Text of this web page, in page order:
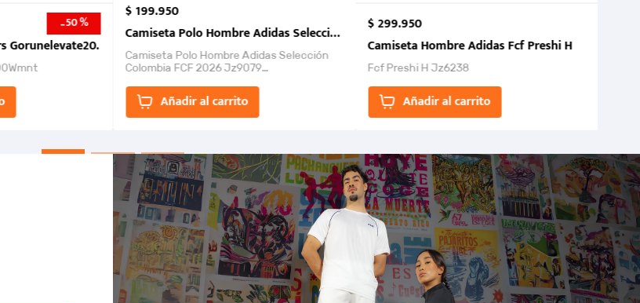
-50 %
Gorunelevate20.
$199.950
Camiseta Polo Hombre Adidas Selección Colombia FCF 2026.
Camiseta Polo Hombre Adidas Selección
Colombia FCF 2026 Jz9079
un estilo de...Añadir al carrito
$299.950
Camiseta Hombre Adidas Fcf Preshi H
Fcf Preshi H Jz6238
Añadir al carrito